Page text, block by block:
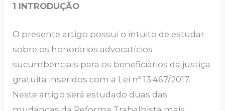
1 INTRODUÇÃO
O presente artigo possui o intuito de estudar
sobre os honorários advocatícios
sucumbenciais para os beneficiários da justiça
gratuita inseridos com a Lei nº 13.467/2017.
Neste artigo será estudado duas das